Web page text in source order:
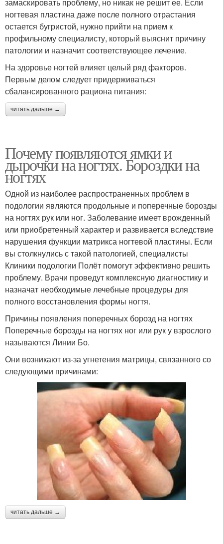
замаскировать проблему, но никак не решит ее. Если
ногтевая пластина даже после полного отрастания
остается бугристой, нужно прийти на прием к
профильному специалисту, который выяснит причину
патологии и назначит соответствующее лечение.
На здоровье ногтей влияет целый ряд факторов.
Первым делом следует придерживаться
сбалансированного рациона питания:
читать дальше →
Почему появляются ямки и
дырочки на ногтях. Бороздки на
ногтях
Одной из наиболее распространенных проблем в
подологии являются продольные и поперечные борозды
на ногтях рук или ног. Заболевание имеет врожденный
или приобретенный характер и развивается вследствие
нарушения функции матрикса ногтевой пластины. Если
вы столкнулись с такой патологией, специалисты
Клиники подологии Полёт помогут эффективно решить
проблему. Врачи проведут комплексную диагностику и
назначат необходимые лечебные процедуры для
полного восстановления формы ногтя.
Причины появления поперечных борозд на ногтях
Поперечные борозды на ногтях ног или рук у взрослого
называются Линии Бо.
Они возникают из-за угнетения матрицы, связанного со
следующими причинами:
читать дальше →